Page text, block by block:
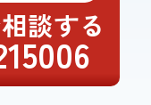
談する